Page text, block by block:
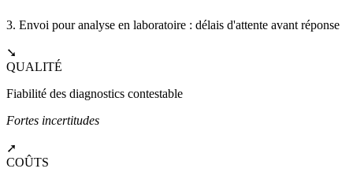
3. Envoi pour analyse en laboratoire : délais d'attente avant réponse
➘
QUALITÉ
Fiabilité des diagnostics contestable
Fortes incertitudes
➚
COÛTS